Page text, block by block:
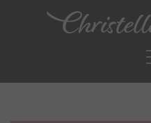
Cookies management panel